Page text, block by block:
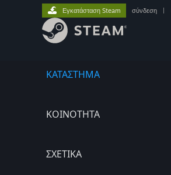
ΚΑΤΑΣΤΗΜΑ
ΚΟΙΝΟΤΗΤΑ
ΣΧΕΤΙΚΆ
Εγκατάσταση Steam σύνδεση